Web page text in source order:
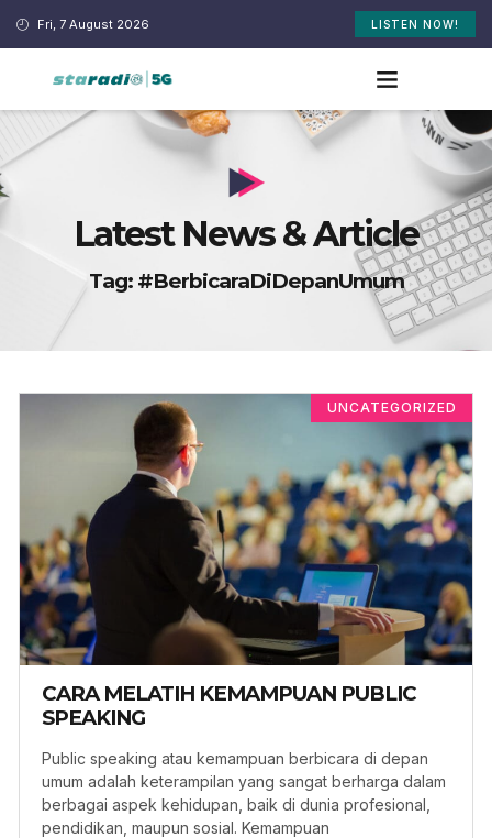
Fri, 7 August 2026 LISTEN NOW!
Latest News & Article
Tag: #BerbicaraDiDepanUmum
UNCATEGORIZED
CARA MELATIH KEMAMPUAN PUBLIC
SPEAKING
Public speaking atau kemampuan berbicara di depan
umum adalah keterampilan yang sangat berharga dalam
berbagai aspek kehidupan, baik di dunia profesional,
pendidikan, maupun sosial. Kemampuan